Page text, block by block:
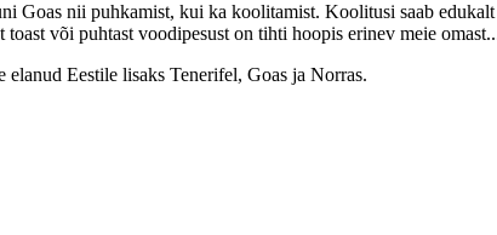
Goas nii puhkamist, kui ka koolitamist. Koolitusi saab
või puhtast voodipesust on tihti hoopis erinev meie
Eestile lisaks Tenerifel, Goas ja Norras.